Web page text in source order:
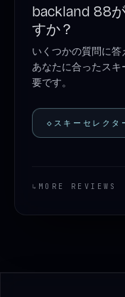
backland 88
すか？
いくつかの質問に
あなたに合ったス
要です。
◇ スキーセレクタ
↳ MORE REVIEWS